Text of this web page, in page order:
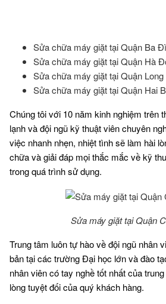
Sửa chữa máy giặt tại Quận Ba
Sửa chữa máy giặt tại Quận Hà
Sửa chữa máy giặt tại Quận Long
Sửa chữa máy giặt tại Quận Hai
Chúng tôi với 10 năm kinh nghiệm trên
lạnh và đội ngũ kỹ thuật viên chuyên
việc nhanh nhẹn, nhiệt tình sẽ làm hài
chữa và giải đáp mọi thắc mắc về kỹ
trong quá trình sử dụng.
Sửa máy giặt tại Quận
Trung tâm luôn tự hào về đội ngũ nhân
bản tại các trường Đại học lớn và đào
nhân viên có tay nghề tốt nhất của
lòng tuyệt đối của quý khách hàng.